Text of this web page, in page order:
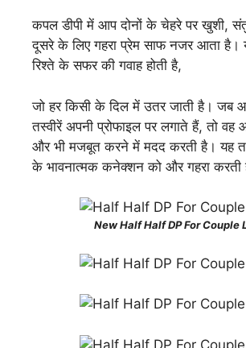
कपल डीपी में आप दोनों के चेहरे पर खुशी,
दूसरे के लिए गहरा प्रेम साफ नजर आता
रिश्ते के सफर की गवाह होती है,
जो हर किसी के दिल में उतर जाती है। जब
तस्वीरें अपनी प्रोफाइल पर लगाते हैं, तो वह
और भी मजबूत करने में मदद करती है। यह
के भावनात्मक कनेक्शन को और गहरा करती
New Half Half DP For Couple